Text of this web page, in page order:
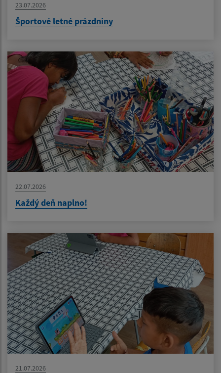
23.07.2026
Športové letné prázdniny
22.07.2026
Každý deň naplno!
21.07.2026